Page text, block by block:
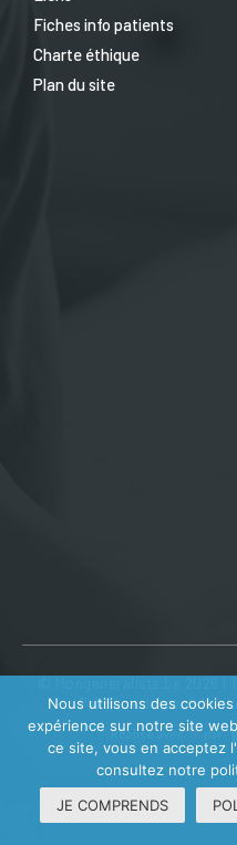
Fiches info patients
Charte éthique
Plan du site
Politique de
Réalisé avec par
Nous utilisons des
expérience sur notre site
ce site, vous en acceptez
consultez notre
JE COMPRENDS